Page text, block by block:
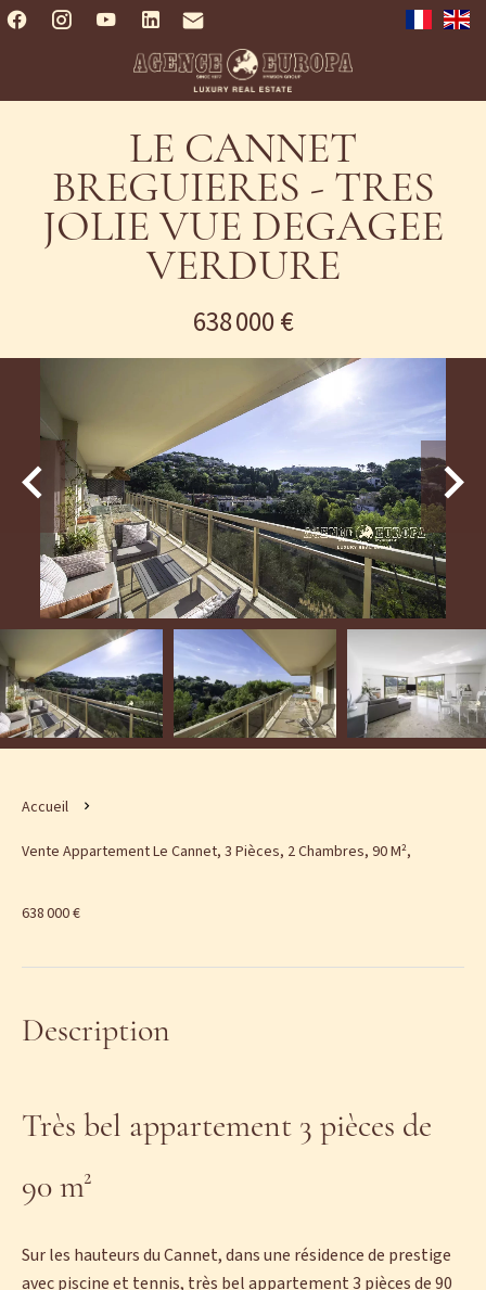
LE CANNET
BREGUIERES - TRES
JOLIE VUE DEGAGEE
VERDURE
638 000 €
Accueil
Vente Appartement Le Cannet, 3 Pièces, 2 Chambres, 90 M²,
638 000 €
Description
Très bel appartement 3 pièces de
90 m²
Sur les hauteurs du Cannet, dans une résidence de prestige
avec piscine et tennis, très bel appartement 3 pièces de 90